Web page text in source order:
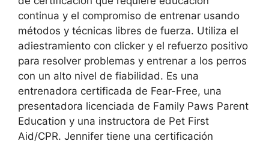
continua y el compromiso de entrenar usando
métodos y técnicas libres de fuerza. Utiliza el
adiestramiento con clicker y el refuerzo positivo
para resolver problemas y entrenar a los perros
con un alto nivel de fiabilidad. Es una
entrenadora certificada de Fear-Free, una
presentadora licenciada de Family Paws Parent
Education y una instructora de Pet First
Aid/CPR. Jennifer tiene una certificación